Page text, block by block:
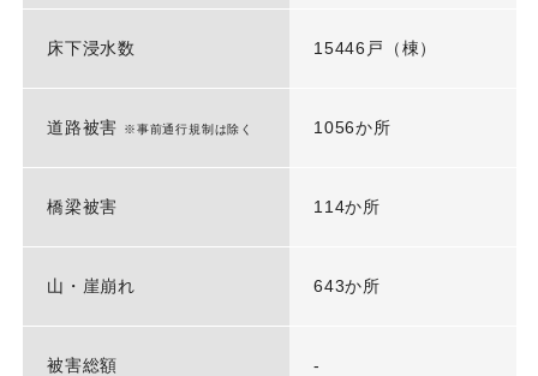
床下浸水数 15446戸（棟）
道路被害 ※事前通行規制は除く 1056か所
橋梁被害 114か所
山・崖崩れ 643か所
被害総額 -